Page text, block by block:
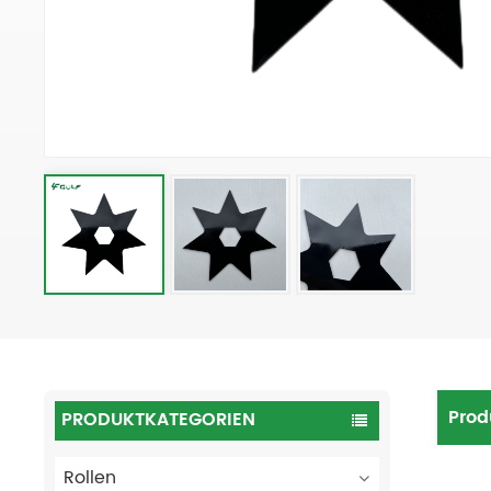
PRODUKTKATEGORIEN
Rollen